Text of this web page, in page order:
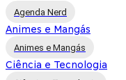
Agenda Nerd
Animes e Mangás
Animes e Mangás
Ciência e Tecnologia